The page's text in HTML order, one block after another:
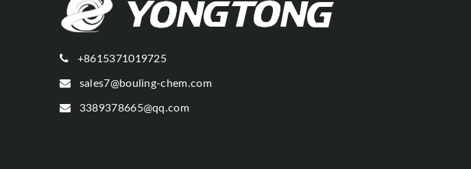
+8615371019725
sales7@bouling-chem.com
3389378665@qq.com